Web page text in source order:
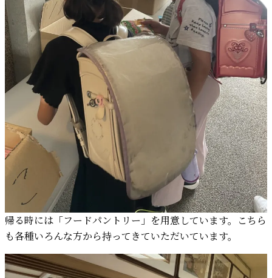
帰る時には「フードパントリー」を用意しています。こちら
も各種いろんな方から持ってきていただいています。